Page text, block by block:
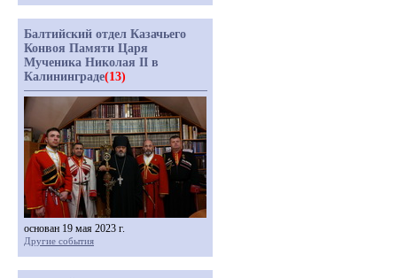
Балтийский отдел Казачьего
Конвоя Памяти Царя
Мученика Николая II в
Калининграде(13)
основан 19 мая 2023 г.
Другие события